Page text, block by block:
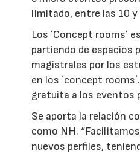
limitado, entre las 10 y
Los ´Concept rooms´
partiendo de espacios
magistrales por los
en los ´concept
gratuita a los eventos
Se aporta la relación
como NH.
nuevos perfiles,